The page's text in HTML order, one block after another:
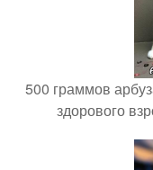
500 граммов
здорового